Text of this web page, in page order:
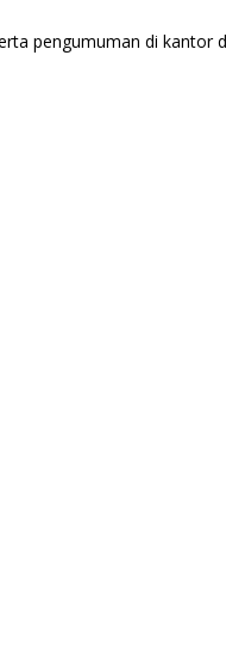
pengumuman di